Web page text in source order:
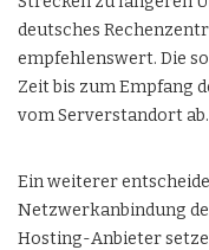
deutsches
empfehlenswert. Die
Zeit bis zum Empfang
vom Serverstandort ab.
Ein weiterer
Netzwerkanbindung
Hosting-Anbieter